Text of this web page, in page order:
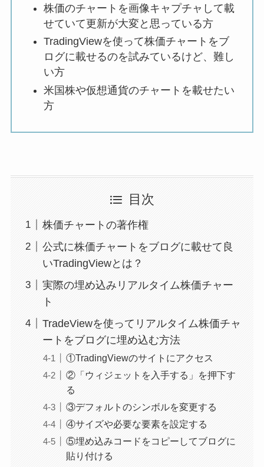
株価のチャートを画像キャプチャして載
せていて更新が大変と思っている方
TradingViewを使って株価チャートをブ
ログに載せるのを試みているけど、難し
い方
米国株や仮想通貨のチャートを載せたい
方
目次
株価チャートの著作権
公式に株価チャートをブログに載せて良
いTradingViewとは？
実際の埋め込みリアルタイム株価チャー
ト
TradeViewを使ってリアルタイム株価チャ
ートをブログに埋め込む方法
①TradingViewのサイトにアクセス
②「ウィジェットを入手する」を押下す
る
③デフォルトのシンボルを変更する
④サイズや必要な要素を設定する
⑤埋め込みコードをコピーしてブログに
貼り付ける